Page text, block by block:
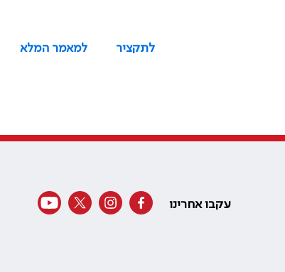
לתקציר
למאמר המלא
עקבו אחרינו